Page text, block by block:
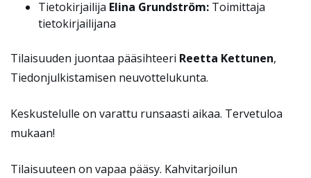
Tietokirjailija Elina Grundström: Toimittaja
tietokirjailijana
Tilaisuuden juontaa pääsihteeri Reetta Kettunen,
Tiedonjulkistamisen neuvottelukunta.
Keskustelulle on varattu runsaasti aikaa. Tervetuloa
mukaan!
Tilaisuuteen on vapaa pääsy. Kahvitarjoilun